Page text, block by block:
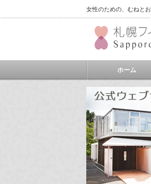
女性のための、むねと
ホーム